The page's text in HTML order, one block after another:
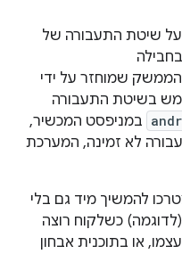
שיטת התעבורה של
בחבילה
שמוחזר על ידי
בשיטת התעבורה
במניפסט המכשיר,
לא זמינה, המערכת
להמשיך מיד גם בלי
כשלקוח רוצה
או בתוכנית אבחון